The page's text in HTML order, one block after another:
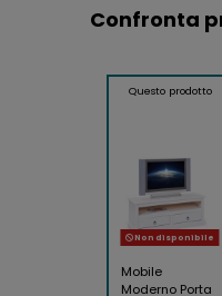
Confronta
Questo prodotto
Non disponibile
Mobile
Moderno Porta